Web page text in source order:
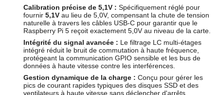
Calibration précise de 5,1V : Spécifiquement réglé pour
fournir 5,1V au lieu de 5,0V, compensant la chute de tension
naturelle à travers les câbles USB-C pour garantir que le
Raspberry Pi 5 reçoit exactement 5,0V au niveau de la carte.
Intégrité du signal avancée : Le filtrage LC multi-étages
intégré réduit le bruit de commutation à haute fréquence,
protégeant la communication GPIO sensible et les bus de
données à haute vitesse contre les interférences.
Gestion dynamique de la charge : Conçu pour gérer les
pics de courant rapides typiques des disques SSD et des
ventilateurs à haute vitesse sans déclencher d'arrêts